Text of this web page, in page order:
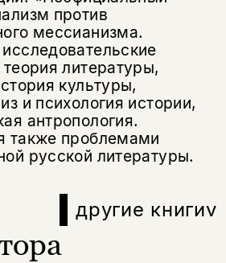
против
мессианизма.
литературы,
культуры,
и психология истории,
антропология.
также проблемами
русской литературы.
другие книгиv